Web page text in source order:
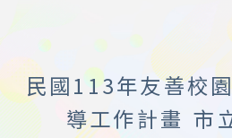
民國113年友善校
導工作計畫 市